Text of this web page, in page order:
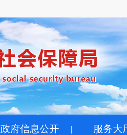
政府信息公开 服务大